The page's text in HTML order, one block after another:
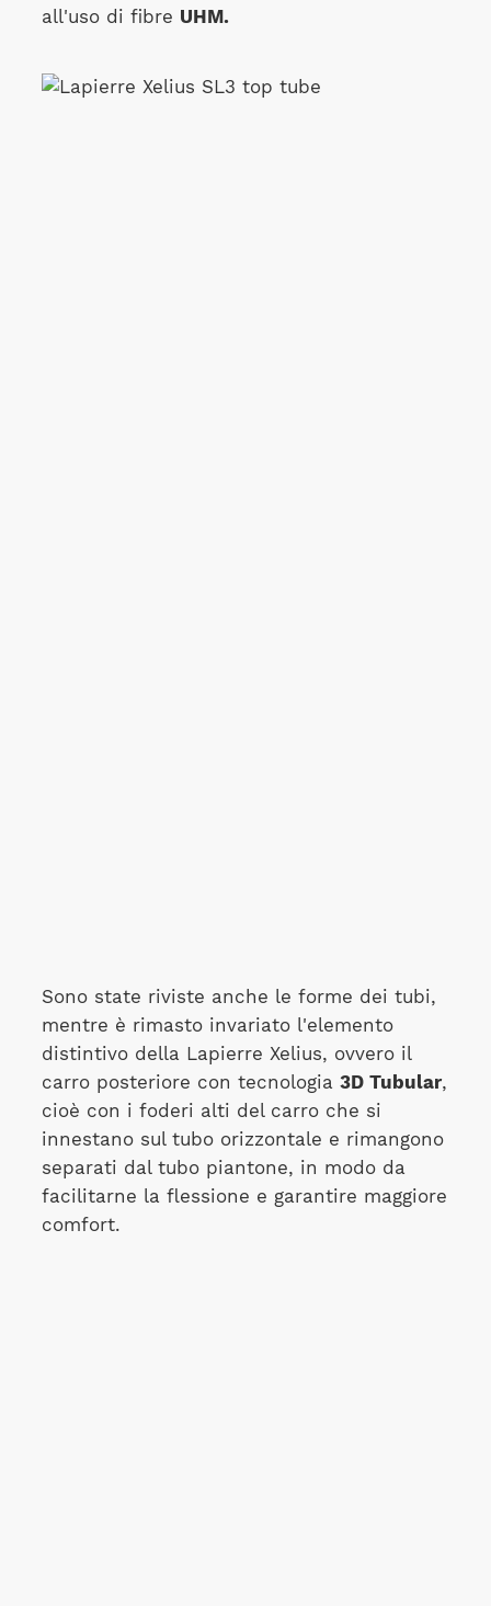
all'uso di fibre UHM.
Sono state riviste anche le forme dei tubi,
mentre è rimasto invariato l'elemento
distintivo della Lapierre Xelius, ovvero il
carro posteriore con tecnologia 3D Tubular,
cioè con i foderi alti del carro che si
innestano sul tubo orizzontale e rimangono
separati dal tubo piantone, in modo da
facilitarne la flessione e garantire maggiore
comfort.